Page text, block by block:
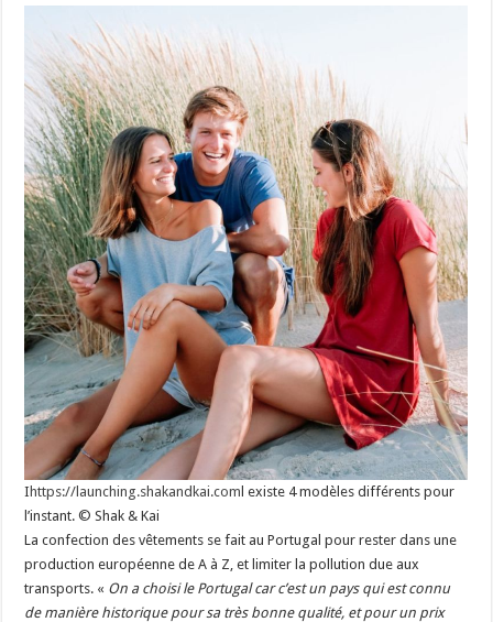
I https://launching.shakandkai.com l existe 4 modèles différents pour
l’instant. © Shak & Kai
La confection des vêtements se fait au Portugal pour rester dans une
production européenne de A à Z, et limiter la pollution due aux
transports. « On a choisi le Portugal car c’est un pays qui est connu
de manière historique pour sa très bonne qualité, et pour un prix